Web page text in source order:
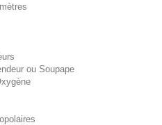
ou Soupape